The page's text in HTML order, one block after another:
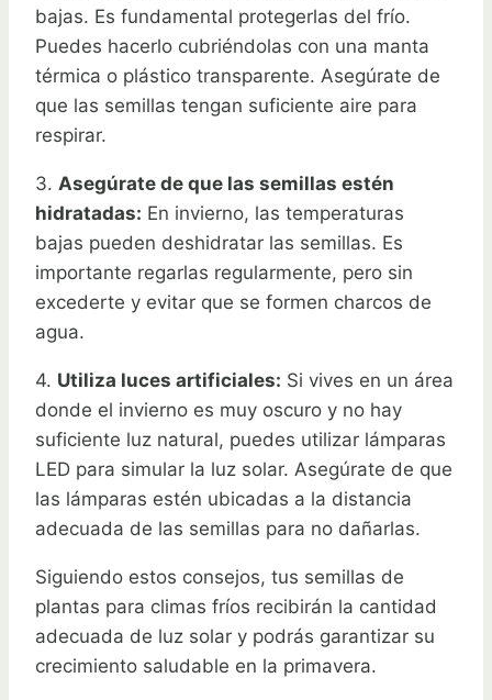
bajas. Es fundamental protegerlas del frío.
Puedes hacerlo cubriéndolas con una manta
térmica o plástico transparente. Asegúrate de
que las semillas tengan suficiente aire para
respirar.
3. Asegúrate de que las semillas estén
hidratadas: En invierno, las temperaturas
bajas pueden deshidratar las semillas. Es
importante regarlas regularmente, pero sin
excederte y evitar que se formen charcos de
agua.
4. Utiliza luces artificiales: Si vives en un área
donde el invierno es muy oscuro y no hay
suficiente luz natural, puedes utilizar lámparas
LED para simular la luz solar. Asegúrate de que
las lámparas estén ubicadas a la distancia
adecuada de las semillas para no dañarlas.
Siguiendo estos consejos, tus semillas de
plantas para climas fríos recibirán la cantidad
adecuada de luz solar y podrás garantizar su
crecimiento saludable en la primavera.